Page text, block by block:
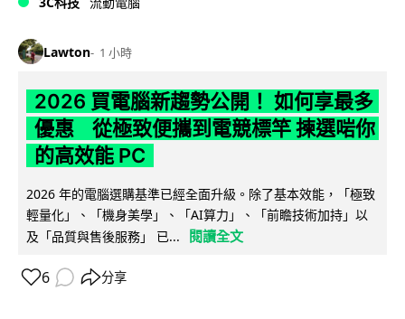
Lawton 1 小時
2026 買電腦新趨勢公開！ 如何享最多
優惠 從極致便攜到電競標竿 揀選啱你
的高效能 PC
2026 年的電腦選購基準已經全面升級。除了基本效能，「極致
輕量化」、「機身美學」、「AI算力」、「前瞻技術加持」以
及「品質與售後服務」 已...
閱讀全文
6 分享